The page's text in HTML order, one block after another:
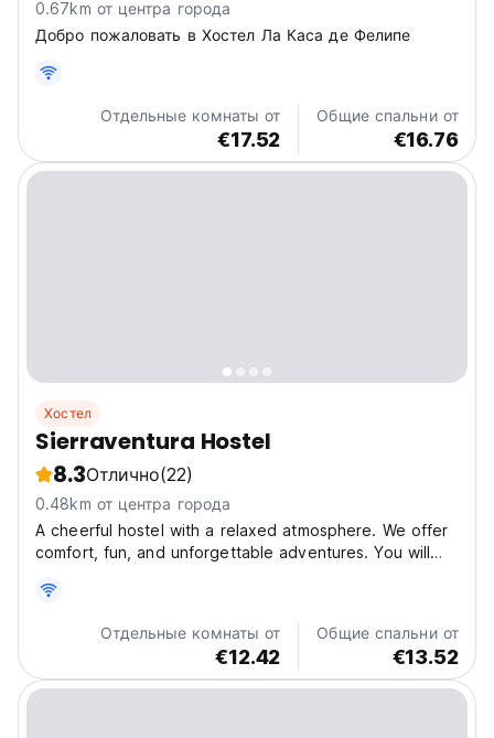
0.67km от центра города
Добро пожаловать в Хостел Ла Каса де Фелипе
Отдельные комнаты от
€17.52
Общие спальни от
€16.76
Хостел
Sierraventura Hostel
8.3Отлично(22)
0.48km от центра города
A cheerful hostel with a relaxed atmosphere. We offer
comfort, fun, and unforgettable adventures. You will
large social areas, bar, hammock areas, table games
and integration with many people from different...
Отдельные комнаты от
€12.42
Общие спальни от
€13.52